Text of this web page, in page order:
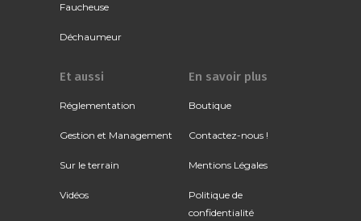
Faucheuse
Déchaumeur
Et aussi
Réglementation
Gestion et Management
Sur le terrain
Vidéos
En savoir plus
Boutique
Contactez-nous !
Mentions Légales
Politique de
confidentialité